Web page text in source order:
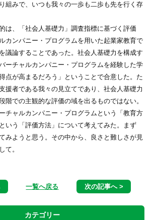
組みで、いつも我々の一歩も二歩も先を行く存
は、「社会人基礎力」調査指標に基づく評価
カンパニー・プログラムを用いた起業家教育で
議論することであった。社会人基礎力を構成す
ーチャルカンパニー・プログラムを経験した学
点が高まるだろう」ということで合意した。た
援者である我々の見立てであり、社会人基礎力
階での主観的な評価の域を出るものではない。
チャルカンパニー・プログラムという「教育方
いう「評価方法」について考えてみた。まず
みようと思う。その中から、良さと難しさが見
て。
一覧へ戻る 次の記事へ >
カテゴリー